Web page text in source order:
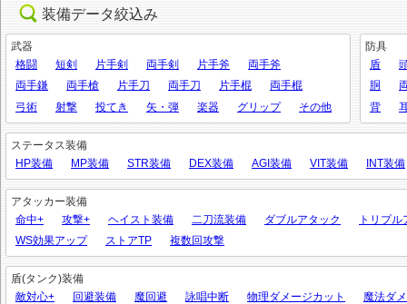
装備データ絞込み
武器
格闘
短剣 片手剣 両手剣 片手斧
両手斧
両手鎌
両手槍 片手刀 両手刀 片手棍
両手棍
弓術
射撃 投てき 矢・弾 楽器 グリップ その他
防具
盾
胴
背
ステータス装備
HP装備
MP装備 STR装備 DEX装備 AGI装備 VIT装備 INT装備
アタッカー装備
命中+
攻撃+ ヘイスト装備 二刀流装備 ダブルアタック
トリプル
WS効果アップ
ストアTP 複数回攻撃
盾(タンク)装備
敵対心+
回避装備 魔回避 詠唱中断 物理ダメージカット 魔法ダ